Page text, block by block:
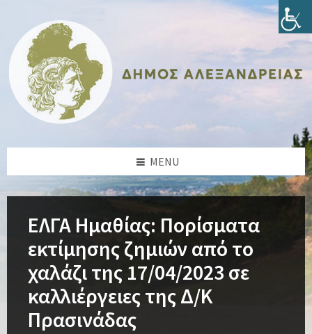
content
sidebar
sidebar
footer
MENU
ΕΛΓΑ Ημαθίας: Πορίσματα
εκτίμησης ζημιών από το
χαλάζι της 17/04/2023 σε
καλλιέργειες της Δ/Κ
Πρασινάδας